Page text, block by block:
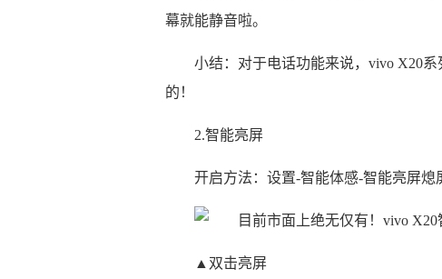
幕就能静音啦。
小结：对于电话功能来说，vivo X20
的！
2.智能亮屏
开启方法：设置-智能体感-智能亮屏熄
▲双击亮屏